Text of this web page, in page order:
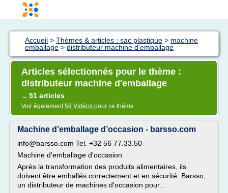
Accueil > Thèmes & articles : sac plastique > machine
emballage > distributeur machine d'emballage
Articles sélectionnés pour le thème :
distributeur machine d'emballage
→ 51 articles
Voir également59 Vidéos pour ce thème
Machine d’emballage d’occasion - barsso.com
info@barsso.com Tel. +32 56 77.33.50
Machine d'emballage d'occasion
Après la transformation des produits alimentaires, ils
doivent être emballés correctement et en sécurité. Barsso,
un distributeur de machines d'occasion pour...